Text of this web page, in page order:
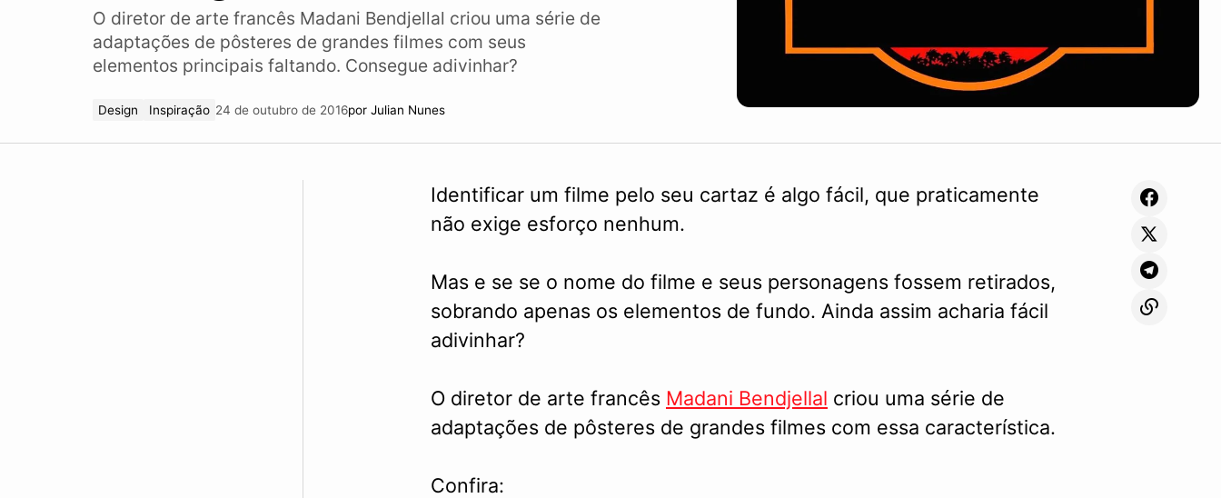
O diretor de arte francês Madani Bendjellal criou uma série de
adaptações de pôsteres de grandes filmes com seus
elementos principais faltando. Consegue adivinhar?
Design Inspiração 24 de outubro de 2016por Julian Nunes
Identificar um filme pelo seu cartaz é algo fácil, que praticamente
não exige esforço nenhum.
Mas e se se o nome do filme e seus personagens fossem retirados,
sobrando apenas os elementos de fundo. Ainda assim acharia fácil
adivinhar?
O diretor de arte francês Madani Bendjellal criou uma série de
adaptações de pôsteres de grandes filmes com essa característica.
Confira: